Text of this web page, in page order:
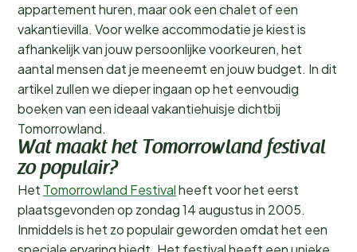
appartement huren, maar ook een chalet of een
vakantievilla. Voor welke accommodatie je kiest is
afhankelijk van jouw persoonlijke voorkeuren, het
aantal mensen dat je meeneemt en jouw budget. In dit
artikel zullen we dieper ingaan op het eenvoudig
boeken van een ideaal vakantiehuisje dichtbij
Tomorrowland.
Wat maakt het Tomorrowland festival
zo populair?
Het Tomorrowland Festivalheeft voor het eerst
plaatsgevonden op zondag 14 augustus in 2005.
Inmiddels is het zo populair geworden omdat het een